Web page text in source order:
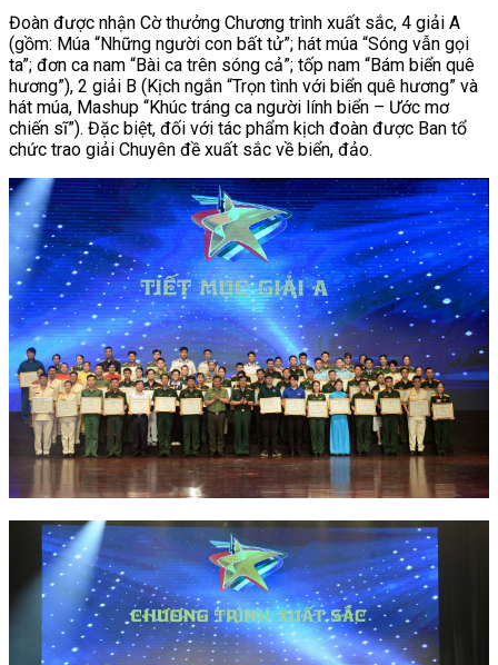
Đoàn được nhận Cờ thưởng Chương trình xuất sắc, 4 giải A
(gồm: Múa “Những người con bất tử”; hát múa “Sóng vẫn gọi
ta”; đơn ca nam “Bài ca trên sóng cả”; tốp nam “Bám biển quê
hương”), 2 giải B (Kịch ngắn “Trọn tình với biển quê hương” và
hát múa, Mashup “Khúc tráng ca người lính biển – Ước mơ
chiến sĩ”). Đặc biệt, đối với tác phẩm kịch đoàn được Ban tổ
chức trao giải Chuyên đề xuất sắc về biển, đảo.